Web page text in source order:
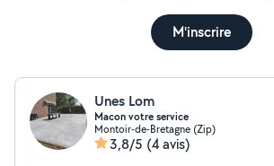
M'inscrire
Unes Lom
Macon votre service
Montoir-de-Bretagne (Zip)
3,8/5 (4 avis)